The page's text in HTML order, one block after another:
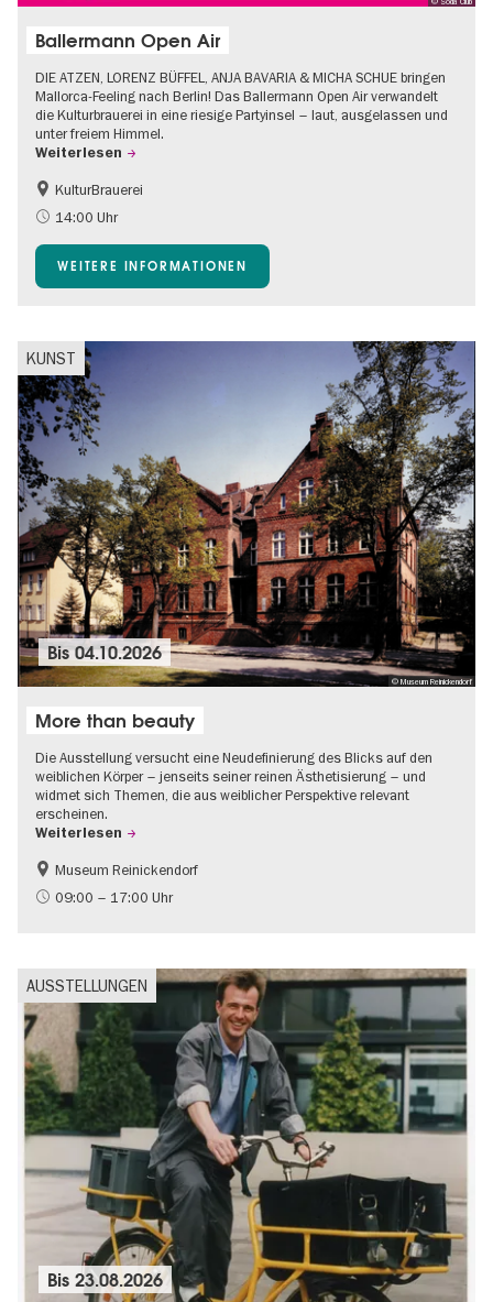
Ballermann Open Air
DIE ATZEN, LORENZ BÜFFEL, ANJA BAVARIA & MICHA SCHUE bringen
Mallorca-Feeling nach Berlin! Das Ballermann Open Air verwandelt
die Kulturbrauerei in eine riesige Partyinsel – laut, ausgelassen und
unter freiem Himmel.
Weiterlesen
Barrierefrei
Going local Berlin
Open Air
KulturBrauerei
14:00 Uhr
WEITERE INFORMATIONEN
KUNST
© Museum Reinickendorf
Bis04.10.2026
More than beauty
Die Ausstellung versucht eine Neudefinierung des Blicks auf den
weiblichen Körper – jenseits seiner reinen Ästhetisierung – und
widmet sich Themen, die aus weiblicher Perspektive relevant
erscheinen.
Weiterlesen
Gratis
Zeitgenössische Kunst
Museum Reinickendorf
09:00 – 17:00 Uhr
AUSSTELLUNGEN
Bis23.08.2026